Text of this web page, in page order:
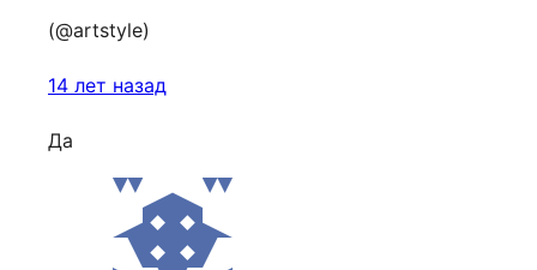
(@artstyle)
14 лет назад
Да